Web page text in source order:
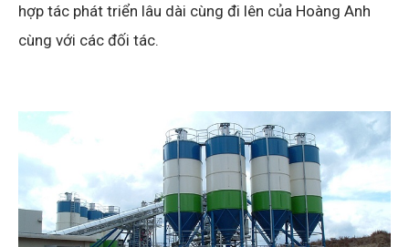
hợp tác phát triển lâu dài cùng đi lên của Hoàng Anh
cùng với các đối tác.